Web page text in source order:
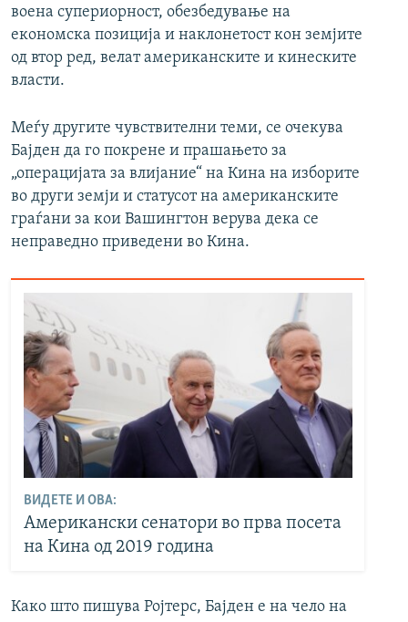
воена супериорност, обезбедување на
економска позиција и наклонетост кон земјите
од втор ред, велат американските и кинеските
власти.
Меѓу другите чувствителни теми, се очекува
Бајден да го покрене и прашањето за
„операцијата за влијание“ на Кина на изборите
во други земји и статусот на американските
граѓани за кои Вашингтон верува дека се
неправедно приведени во Кина.
ВИДЕТЕ И ОВА:
Американски сенатори во прва посета
на Кина од 2019 година
Како што пишува Ројтерс, Бајден е на чело на